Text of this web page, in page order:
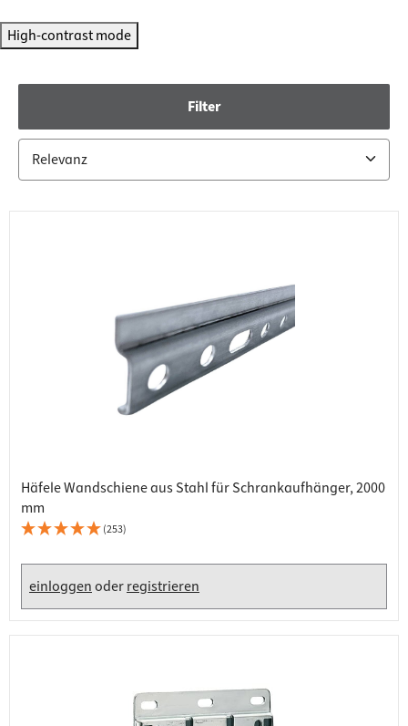
High-contrast mode
Filter
Häfele Wandschiene aus Stahl für Schrankaufhänger, 2000
mm
(253)
einloggenoderregistrieren